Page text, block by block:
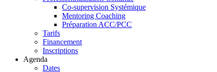
Co-supervision Systémique
Mentoring Coaching
Préparation ACC/PCC
Tarifs
Financement
Inscriptions
Agenda
Dates